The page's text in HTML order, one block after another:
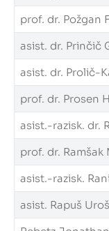
prof. dr. Požgan
asist. dr. Prinčič
asist. dr. Prolič-
prof. dr. Prosen
asist.-razisk. dr.
prof. dr. Ramšak
asist.-razisk.
asist. Rapuš Uroš